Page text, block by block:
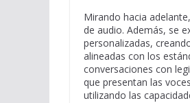
Mirando hacia
de audio. Además, se
personalizadas,
alineadas con los
conversaciones con
que presentan las
utilizando las